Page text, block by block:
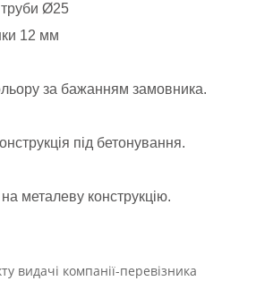
труби Ø25
12 мм
за бажанням замовника.
під бетонування.
металеву конструкцію.
видачі компанії-перевізника